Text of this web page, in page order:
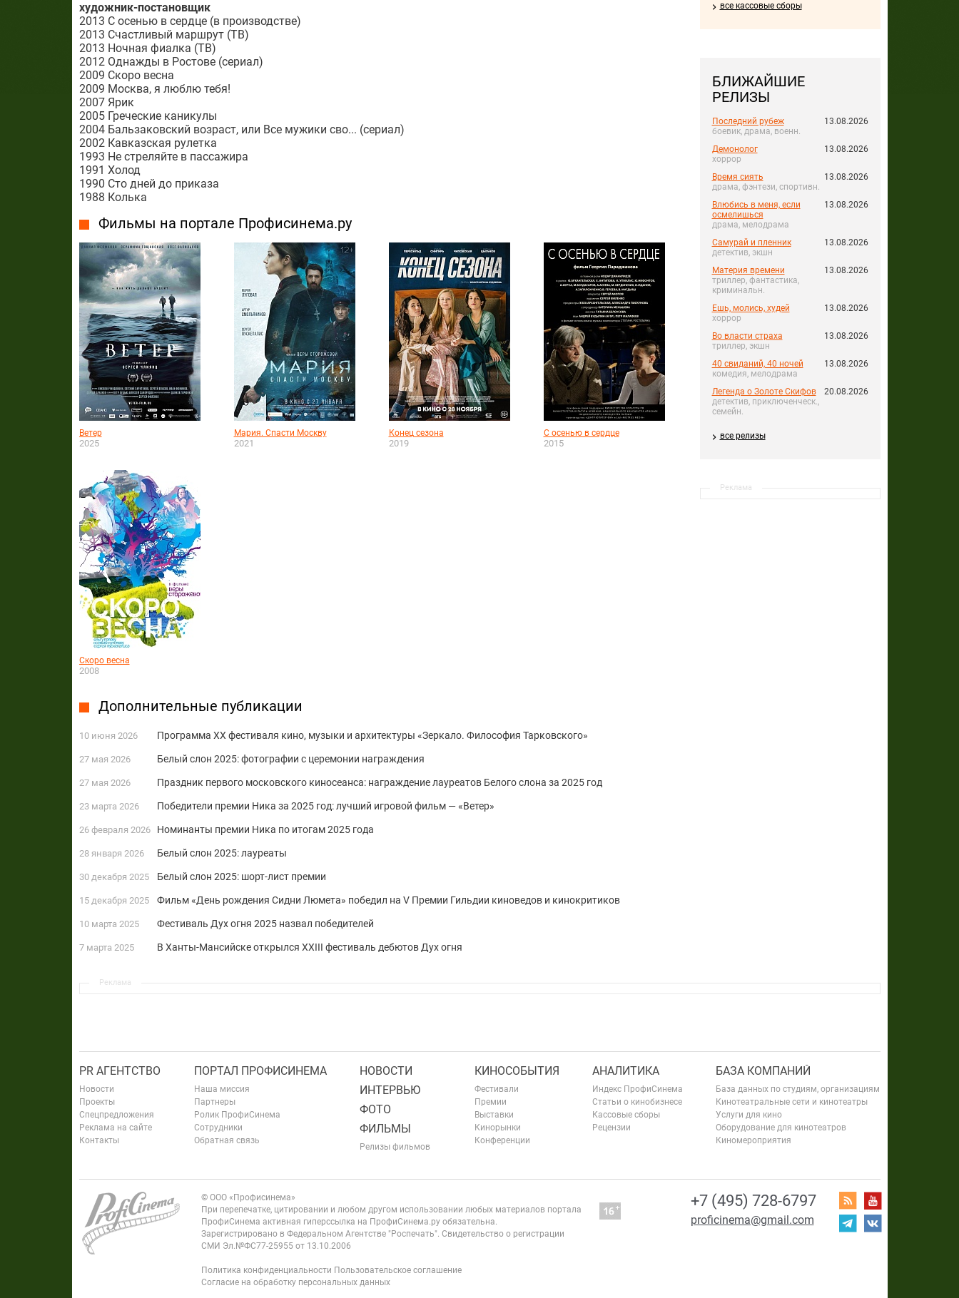
все кассовые сборы
БЛИЖАЙШИЕ
РЕЛИЗЫ
Последний рубеж
боевик, драма, военн.
13.08.2026
Демонолог
хоррор
13.08.2026
Время сиять
драма, фэнтези, спортивн.
13.08.2026
Влюбись в меня, если
осмелишься
драма, мелодрама
13.08.2026
Самурай и пленник
детектив, экшн
13.08.2026
Материя времени
триллер, фантастика,
криминальн.
13.08.2026
Ешь, молись, худей
хоррор
13.08.2026
Во власти страха
триллер, экшн
13.08.2026
40 свиданий, 40 ночей
комедия, мелодрама
13.08.2026
Легенда о Золоте Скифов
детектив, приключенческ.,
семейн.
20.08.2026
все релизы
Реклама
художник-постановщик
2013 С осенью в сердце (в производстве)
2013 Счастливый маршрут (ТВ)
2013 Ночная фиалка (ТВ)
2012 Однажды в Ростове (сериал)
2009 Скоро весна
2009 Москва, я люблю тебя!
2007 Ярик
2005 Греческие каникулы
2004 Бальзаковский возраст, или Все мужики сво... (сериал)
2002 Кавказская рулетка
1993 Не стреляйте в пассажира
1991 Холод
1990 Сто дней до приказа
1988 Колька
Фильмы на портале Профисинема.ру
Ветер
2025
Мария. Спасти Москву
2021
Конец сезона
2019
С осенью в сердце
2015
Скоро весна
2008
Дополнительные публикации
10 июня 2026 Программа XX фестиваля кино, музыки и архитектуры «Зеркало. Философия Тарковского»
27 мая 2026 Белый слон 2025: фотографии с церемонии награждения
27 мая 2026 Праздник первого московского киносеанса: награждение лауреатов Белого слона за 2025 год
23 марта 2026 Победители премии Ника за 2025 год: лучший игровой фильм — «Ветер»
26 февраля 2026 Номинанты премии Ника по итогам 2025 года
28 января 2026 Белый слон 2025: лауреаты
30 декабря 2025 Белый слон 2025: шорт-лист премии
15 декабря 2025 Фильм «День рождения Сидни Люмета» победил на V Премии Гильдии киноведов и кинокритиков
10 марта 2025 Фестиваль Дух огня 2025 назвал победителей
7 марта 2025 В Ханты-Мансийске открылся XXIII фестиваль дебютов Дух огня
Реклама
PR АГЕНТСТВО
Новости
Проекты
Спецпредложения
Реклама на сайте
Контакты
ПОРТАЛ ПРОФИСИНЕМА
Наша миссия
Партнеры
Ролик ПрофиСинема
Сотрудники
Обратная связь
НОВОСТИ
ИНТЕРВЬЮ
ФОТО
ФИЛЬМЫ
Релизы фильмов
КИНОСОБЫТИЯ
Фестивали
Премии
Выставки
Кинорынки
Конференции
АНАЛИТИКА
Индекс ПрофиСинема
Статьи о кинобизнесе
Кассовые сборы
Рецензии
БАЗА КОМПАНИЙ
База данных по студиям, организациям
Кинотеатральные сети и кинотеатры
Услуги для кино
Оборудование для кинотеатров
Киномероприятия
+7 (495) 728-6797
proficinema@gmail.com
© ООО «Профисинема»
При перепечатке, цитировании и любом другом использовании любых материалов портала
ПрофиСинема активная гиперссылка на ПрофиСинема.ру обязательна.
Зарегистрировано в Федеральном Агентстве "Роспечать". Свидетельство о регистрации
СМИ Эл.№ФС77-25955 от 13.10.2006
Политика конфиденциальности Пользовательское соглашение
Согласие на обработку персональных данных